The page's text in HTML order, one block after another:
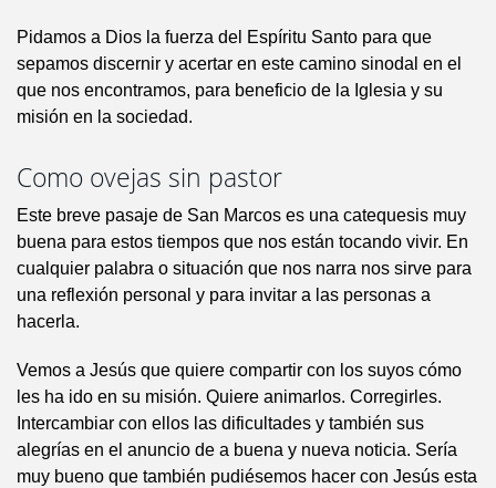
Pidamos a Dios la fuerza del Espíritu Santo para que
sepamos discernir y acertar en este camino sinodal en el
que nos encontramos, para beneficio de la Iglesia y su
misión en la sociedad.
Como ovejas sin pastor
Este breve pasaje de San Marcos es una catequesis muy
buena para estos tiempos que nos están tocando vivir. En
cualquier palabra o situación que nos narra nos sirve para
una reflexión personal y para invitar a las personas a
hacerla.
Vemos a Jesús que quiere compartir con los suyos cómo
les ha ido en su misión. Quiere animarlos. Corregirles.
Intercambiar con ellos las dificultades y también sus
alegrías en el anuncio de a buena y nueva noticia. Sería
muy bueno que también pudiésemos hacer con Jesús esta